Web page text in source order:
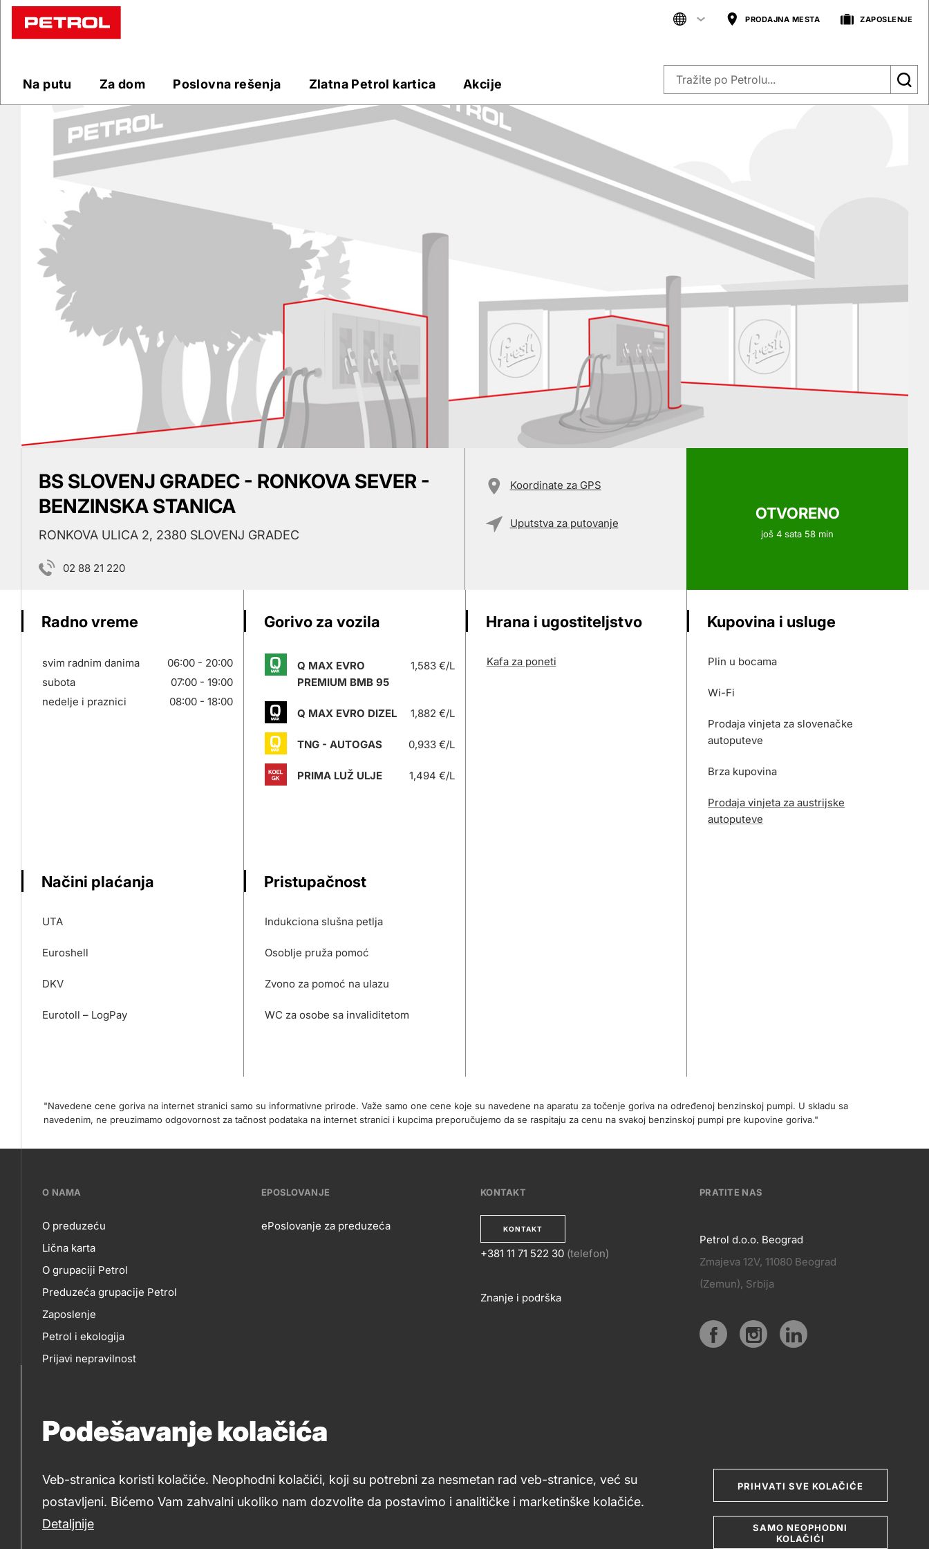
Podešavanje kolačića
Veb-stranica koristi kolačiće. Neophodni kolačići, koji su potrebni za nesmetan rad veb-stranice, već su
postavljeni. Bićemo Vam zahvalni ukoliko nam dozvolite da postavimo i analitičke i marketinške kolačiće.
Detaljnije
PRIHVATI SVE KOLAČIĆE
SAMO NEOPHODNI
KOLAČIĆI
Prodajna
mesta
Na putu Za dom Poslovna rešenja Zlatna Petrol kartica Akcije
PRODAJNA MESTA ZAPOSLENJE
OTVORENO
još 4 sata 58 min
BS SLOVENJ GRADEC - RONKOVA SEVER -
BENZINSKA STANICA
RONKOVA ULICA 2, 2380 SLOVENJ GRADEC
02 88 21 220
Koordinate za GPS
Uputstva za putovanje
Radno vreme
svim radnim danima
06:00 - 20:00
subota
07:00 - 19:00
nedelje i praznici
08:00 - 18:00
Gorivo za vozila
Q MAX EVRO
PREMIUM BMB 95
1,583 €/L
Q MAX EVRO DIZEL 1,882 €/L
TNG - AUTOGAS 0,933 €/L
PRIMA LUŽ ULJE 1,494 €/L
Hrana i ugostiteljstvo
Kafa za poneti
Kupovina i usluge
Plin u bocama
Wi-Fi
Prodaja vinjeta za slovenačke
autoputeve
Brza kupovina
Prodaja vinjeta za austrijske
autoputeve
Načini plaćanja
UTA
Euroshell
DKV
Eurotoll – LogPay
Pristupačnost
Indukciona slušna petlja
Osoblje pruža pomoć
Zvono za pomoć na ulazu
WC za osobe sa invaliditetom
"Navedene cene goriva na internet stranici samo su informativne prirode. Važe samo one cene koje su navedene na aparatu za točenje goriva na određenoj benzinskoj pumpi. U skladu sa
navedenim, ne preuzimamo odgovornost za tačnost podataka na internet stranici i kupcima preporučujemo da se raspitaju za cenu na svakoj benzinskoj pumpi pre kupovine goriva."
???
petrol-
skupno.footer-
title???
O NAMA
O
NAMA
O preduzeću
Lična karta
O grupaciji Petrol
Preduzeća grupacije Petrol
Zaposlenje
Petrol i ekologija
Prijavi nepravilnost
Tenderi Petrol
EPOSLOVANJE
EPOSLOVANJE
ePoslovanje za preduzeća
KONTAKT
KONTAKT
KONTAKT
+381 11 71 522 30 (telefon)
Znanje i podrška
PRATITE NAS
PRATITE
NAS
Petrol d.o.o. Beograd
Zmajeva 12V, 11080 Beograd
(Zemun), Srbija
2019-2026 Petrol d.o.o. Beograd i Petrol d.d., Ljubljana Uslovi upotrebe